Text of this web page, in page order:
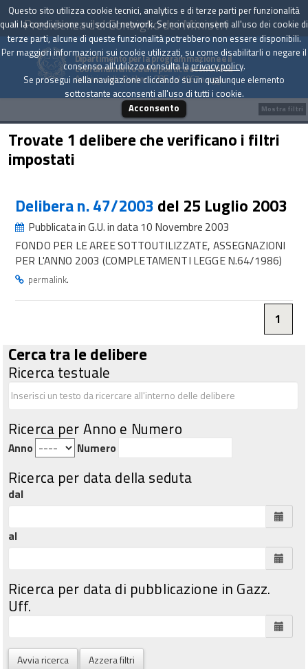
Presidenza del Consiglio dei Ministri
Dipartimento per la programmazione e il
coordinamento della politica economica
Archivio delle Delibere CIPE dal 1967 a oggi
Trovate 1 delibere che verificano i filtri
impostati
Delibera n. 47/2003 del 25 Luglio 2003
Pubblicata in G.U. in data 10 Novembre 2003
FONDO PER LE AREE SOTTOUTILIZZATE, ASSEGNAZIONI
PER L'ANNO 2003 (COMPLETAMENTI LEGGE N.64/1986)
permalink.
1
Cerca tra le delibere
Ricerca testuale
Ricerca per Anno e Numero
Anno Numero
Ricerca per data della seduta
dal
al
Ricerca per data di pubblicazione in Gazz.
Uff.
Avvia ricerca Azzera filtri
Mostra filtri
Questo sito utilizza cookie tecnici, analytics e di terze parti per funzionalità
quali la condivisione sui social network. Se non acconsenti all'uso dei cookie di
terze parti, alcune di queste funzionalità potrebbero non essere disponibili.
Per maggiori informazioni sui cookie utilizzati, su come disabilitarli o negare il
consenso all'utilizzo consulta laprivacy policy.
Se prosegui nella navigazione cliccando su un qualunque elemento
sottostante acconsenti all'uso di tutti i cookie.
Acconsento